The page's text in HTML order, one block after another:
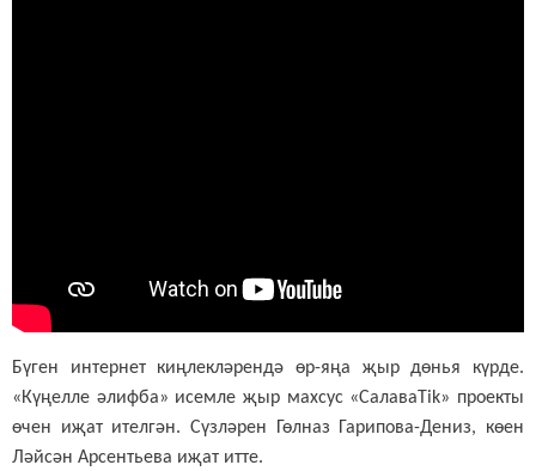
Бүген интернет киңлекләрендә өр-яңа җыр дөнья күрде.
«Күңелле әлифба» исемле җыр махсус «СалаваTik» проекты
өчен иҗат ителгән. Сүзләрен Гөлназ Гарипова-Дениз, көен
Ләйсән Арсентьева иҗат итте.